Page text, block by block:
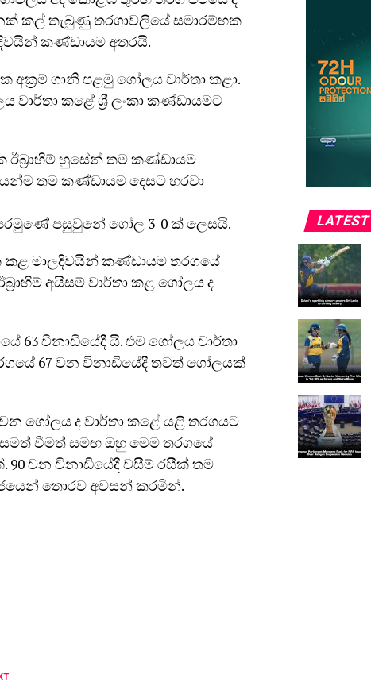
කල් තැබුණු තරගාවලියේ සමාරම්භක
කණ්ඩායම අතරයි.
ගානි පළමු ගෝලය වාර්තා කළා.
කළේ ශ්‍රී ලංකා කණ්ඩායමට
ඊබ්‍රාහිම් හුසේන් තම කණ්ඩායම
තම කණ්ඩායම දෙසට හරවා
පසුවුනේ ගෝල 3-0 ක් ලෙසයි.
කළ මාලදිවයින් කණ්ඩායම තරගයේ
අයිසම් වාර්තා කළ ගෝලය ද
63 විනාඩියේදී යි. එම ගෝලය වාර්තා
67 වන විනාඩියේදී තවත් ගෝලයක්
ගෝලය ද වාර්තා කළේ යළි තරගයට
වීමත් සමඟ ඔහු මෙම තරගයේ
90 වන විනාඩියේදී වසීම් රසීක් තම
තොරව අවසන් කරමින්.
LATEST